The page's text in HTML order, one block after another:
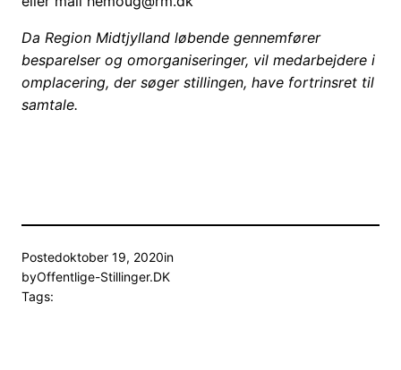
Da Region Midtjylland løbende gennemfører
besparelser og omorganiseringer, vil medarbejdere i
omplacering, der søger stillingen, have fortrinsret til
samtale.
Postedoktober 19, 2020in
byOffentlige-Stillinger.DK
Tags: